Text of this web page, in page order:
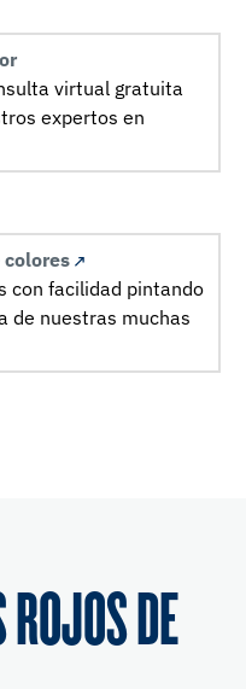
virtual gratuita
expertos en
colores
con facilidad pintando
de nuestras muchas
DE